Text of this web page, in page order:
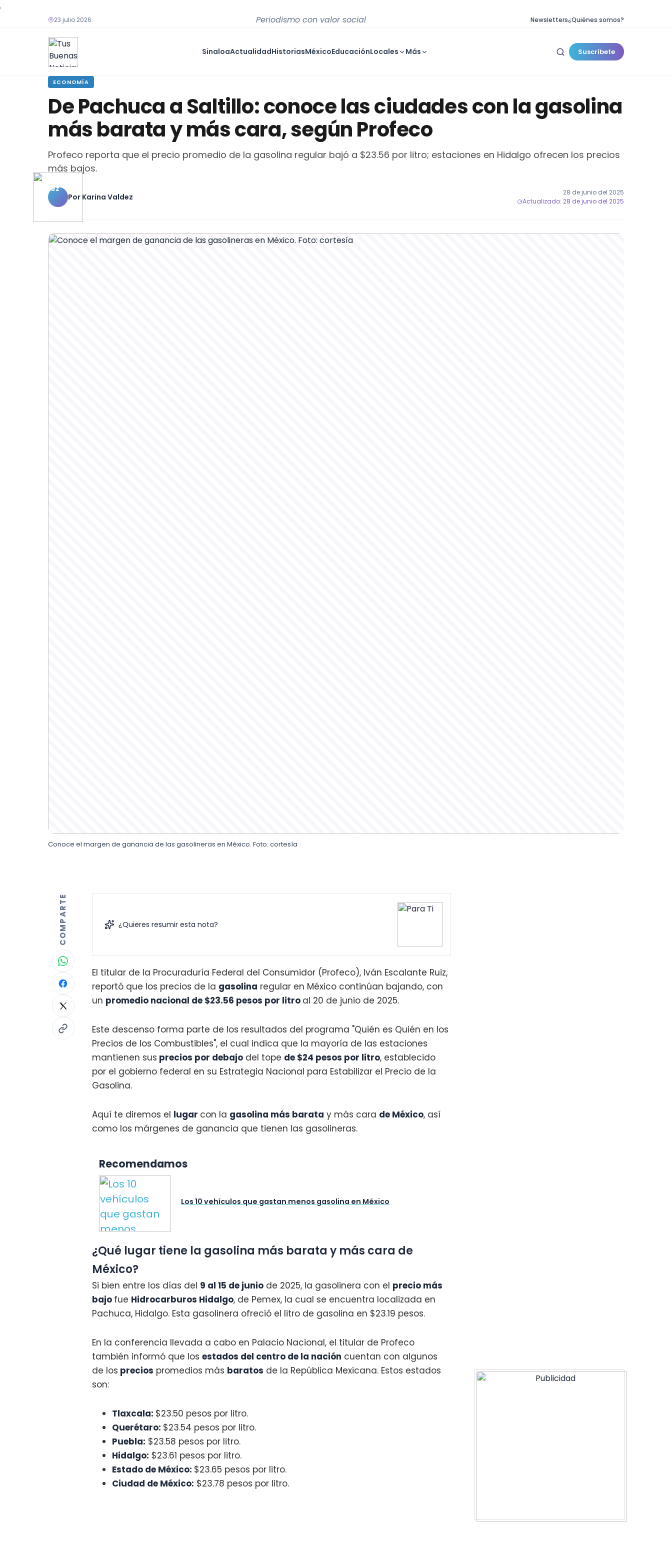
.
23 julio 2026 Periodismo con valor social Newsletters¿Quiénes somos?
SinaloaActualidadHistoriasMéxicoEducaciónLocales Más Suscríbete
ECONOMÍA
De Pachuca a Saltillo: conoce las ciudades con la gasolina
más barata y más cara, según Profeco
Profeco reporta que el precio promedio de la gasolina regular bajó a $23.56 por litro; estaciones en Hidalgo ofrecen los precios
más bajos.
Por Karina Valdez
28 de junio del 2025
Actualizado: 28 de junio del 2025
Conoce el margen de ganancia de las gasolineras en México. Foto: cortesía
COMPARTE ¿Quieres resumir esta nota?
El titular de la Procuraduría Federal del Consumidor (Profeco), Iván Escalante Ruiz,
reportó que los precios de la gasolina regular en México continúan bajando, con
un promedio nacional de $23.56 pesos por litro al 20 de junio de 2025.
Este descenso forma parte de los resultados del programa "Quién es Quién en los
Precios de los Combustibles", el cual indica que la mayoría de las estaciones
mantienen sus precios por debajo del tope de $24 pesos por litro, establecido
por el gobierno federal en su Estrategia Nacional para Estabilizar el Precio de la
Gasolina.
Aquí te diremos el lugar con la gasolina más barata y más cara de México, así
como los márgenes de ganancia que tienen las gasolineras.
Recomendamos
Los 10 vehículos que gastan menos gasolina en México
¿Qué lugar tiene la gasolina más barata y más cara de
México?
Si bien entre los días del 9 al 15 de junio de 2025, la gasolinera con el precio más
bajo fue Hidrocarburos Hidalgo, de Pemex, la cual se encuentra localizada en
Pachuca, Hidalgo. Esta gasolinera ofreció el litro de gasolina en $23.19 pesos.
En la conferencia llevada a cabo en Palacio Nacional, el titular de Profeco
también informó que los estados del centro de la nación cuentan con algunos
de los precios promedios más baratos de la República Mexicana. Estos estados
son:
Tlaxcala: $23.50 pesos por litro.
Querétaro: $23.54 pesos por litro.
Puebla: $23.58 pesos por litro.
Hidalgo: $23.61 pesos por litro.
Estado de México: $23.65 pesos por litro.
Ciudad de México: $23.78 pesos por litro.